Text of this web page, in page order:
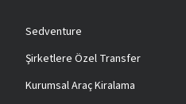
Sedventure
Şirketlere Özel Transfer
Kurumsal Araç Kiralama